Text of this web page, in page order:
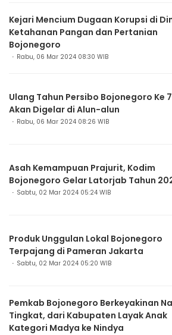
Kejari Mencium Dugaan Korupsi di
Ketahanan Pangan dan Pertanian
Bojonegoro
Rabu, 06 Mar 2024 08:30 WIB
Ulang Tahun Persibo Bojonegoro Ke
Akan Digelar di Alun-alun
Rabu, 06 Mar 2024 08:26 WIB
Asah Kemampuan Prajurit, Kodim
Bojonegoro Gelar Latorjab Tahun
Sabtu, 02 Mar 2024 05:24 WIB
Produk Unggulan Lokal Bojonegoro
Terpajang di Pameran Jakarta
Sabtu, 02 Mar 2024 05:20 WIB
Pemkab Bojonegoro Berkeyakinan
Tingkat, dari Kabupaten Layak Anak
Kategori Madya ke Nindya